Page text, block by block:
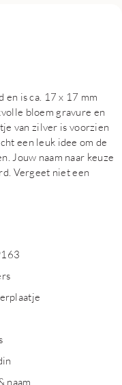
en is ca. 17 x 17 mm
bloem gravure en
van zilver is voorzien
een leuk idee om de
Jouw naam naar keuze
Vergeet niet een
naam